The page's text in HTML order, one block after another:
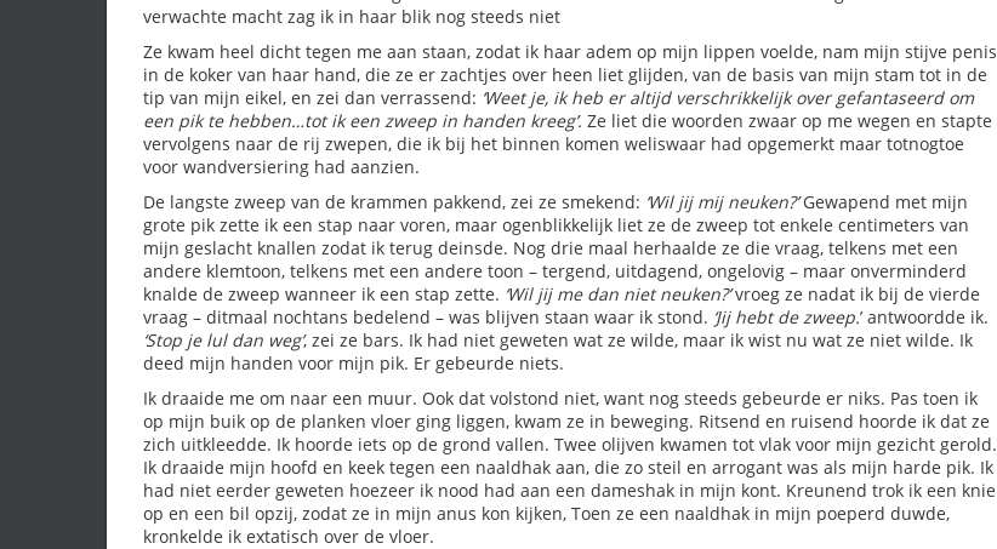
verwachte macht zag ik in haar blik nog steeds niet
Ze kwam heel dicht tegen me aan staan, zodat ik haar adem op mijn lippen voelde, nam mijn stijve penis
in de koker van haar hand, die ze er zachtjes over heen liet glijden, van de basis van mijn stam tot in de
tip van mijn eikel, en zei dan verrassend: ‘Weet je, ik heb er altijd verschrikkelijk over gefantaseerd om
een pik te hebben…tot ik een zweep in handen kreeg’. Ze liet die woorden zwaar op me wegen en stapte
vervolgens naar de rij zwepen, die ik bij het binnen komen weliswaar had opgemerkt maar totnogtoe
voor wandversiering had aanzien.
De langste zweep van de krammen pakkend, zei ze smekend: ‘Wil jij mij neuken?’Gewapend met mijn
grote pik zette ik een stap naar voren, maar ogenblikkelijk liet ze de zweep tot enkele centimeters van
mijn geslacht knallen zodat ik terug deinsde. Nog drie maal herhaalde ze die vraag, telkens met een
andere klemtoon, telkens met een andere toon – tergend, uitdagend, ongelovig – maar onverminderd
knalde de zweep wanneer ik een stap zette. ‘Wil jij me dan niet neuken?’vroeg ze nadat ik bij de vierde
vraag – ditmaal nochtans bedelend – was blijven staan waar ik stond. ‘Jij hebt de zweep.’ antwoordde ik.
‘Stop je lul dan weg’, zei ze bars. Ik had niet geweten wat ze wilde, maar ik wist nu wat ze niet wilde. Ik
deed mijn handen voor mijn pik. Er gebeurde niets.
Ik draaide me om naar een muur. Ook dat volstond niet, want nog steeds gebeurde er niks. Pas toen ik
op mijn buik op de planken vloer ging liggen, kwam ze in beweging. Ritsend en ruisend hoorde ik dat ze
zich uitkleedde. Ik hoorde iets op de grond vallen. Twee olijven kwamen tot vlak voor mijn gezicht gerold.
Ik draaide mijn hoofd en keek tegen een naaldhak aan, die zo steil en arrogant was als mijn harde pik. Ik
had niet eerder geweten hoezeer ik nood had aan een dameshak in mijn kont. Kreunend trok ik een knie
op en een bil opzij, zodat ze in mijn anus kon kijken, Toen ze een naaldhak in mijn poeperd duwde,
kronkelde ik extatisch over de vloer.